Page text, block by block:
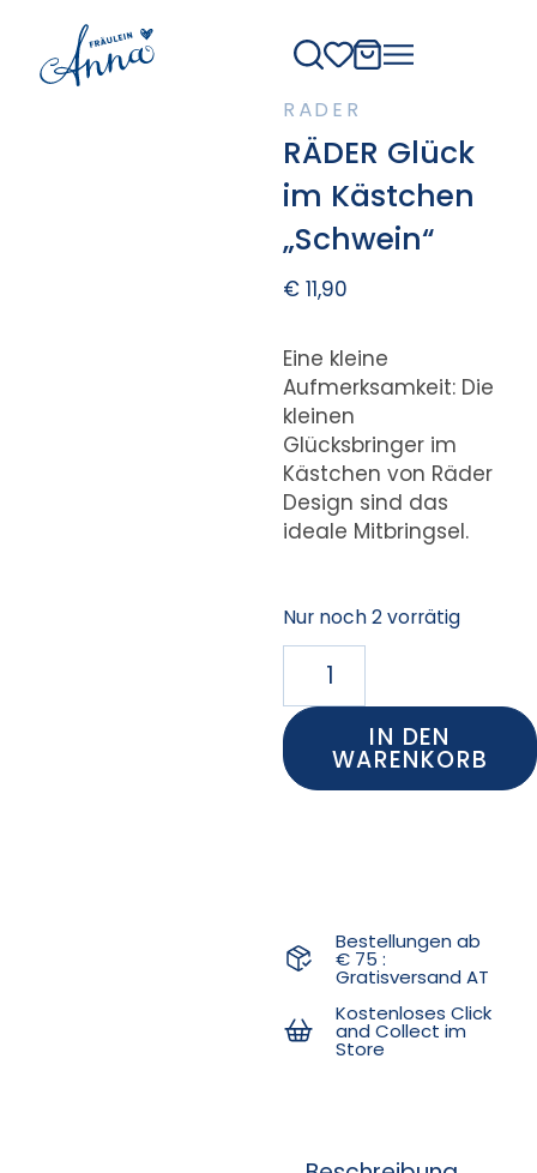
RÄDER
RÄDER Glück
im Kästchen
„Schwein“
€11,90
Eine kleine
Aufmerksamkeit: Die
kleinen
Glücksbringer im
Kästchen von Räder
Design sind das
ideale Mitbringsel.
Nur noch 2 vorrätig
IN DEN
WARENKORB
Bestellungen ab
€ 75 :
Gratisversand AT
Kostenloses Click
and Collect im
Store